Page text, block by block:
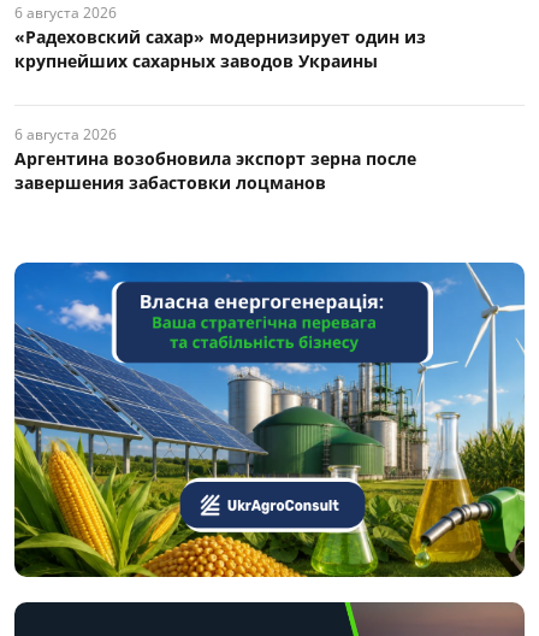
6 августа 2026
«Радеховский сахар» модернизирует один из
крупнейших сахарных заводов Украины
6 августа 2026
Аргентина возобновила экспорт зерна после
завершения забастовки лоцманов